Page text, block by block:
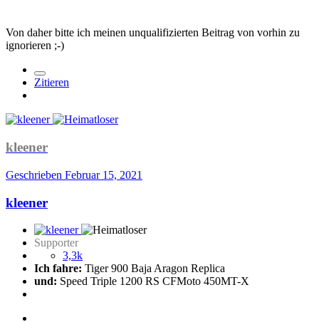
Von daher bitte ich meinen unqualifizierten Beitrag von vorhin zu
ignorieren ;-)
Zitieren
kleener
Geschrieben Februar 15, 2021
kleener
Supporter
3,3k
Ich fahre: Tiger 900 Baja Aragon Replica
und: Speed Triple 1200 RS CFMoto 450MT-X